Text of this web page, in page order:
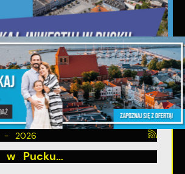
2026
w Pucku…